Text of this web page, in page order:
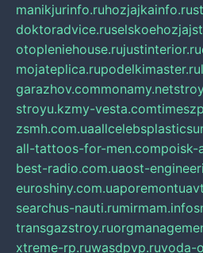
manikjurinfo.ruhozjajkainfo.ru
doktoradvice.ru
otopleniehouse.rujustinterior.ru
mojateplica.rupodelkimaster.ru
garazhov.commonamy.net
stroyu.kzmy-vesta.com
zsmh.com.ua
all-tattoos-for-men.compoisk-
best-radio.com.uaost-
euroshiny.com.ua
searchus-nauti.rumirmam.info
transgazstroy.ru
xtreme-rp.ruwasdpvp.ruvoda-